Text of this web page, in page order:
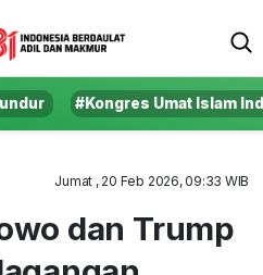
#Kongres Umat Islam
Jumat , 20 Feb 2026, 09:33 WIB
dan Trump